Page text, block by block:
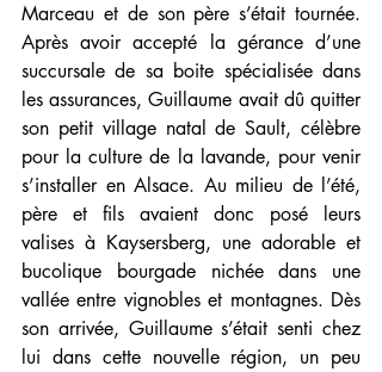
Marceau et de son père s’était tournée.
Après avoir accepté la gérance d’une
succursale de sa boite spécialisée dans
les assurances, Guillaume avait dû quitter
son petit village natal de Sault, célèbre
pour la culture de la lavande, pour venir
s’installer en Alsace. Au milieu de l’été,
père et fils avaient donc posé leurs
valises à Kaysersberg, une adorable et
bucolique bourgade nichée dans une
vallée entre vignobles et montagnes. Dès
son arrivée, Guillaume s’était senti chez
lui dans cette nouvelle région, un peu